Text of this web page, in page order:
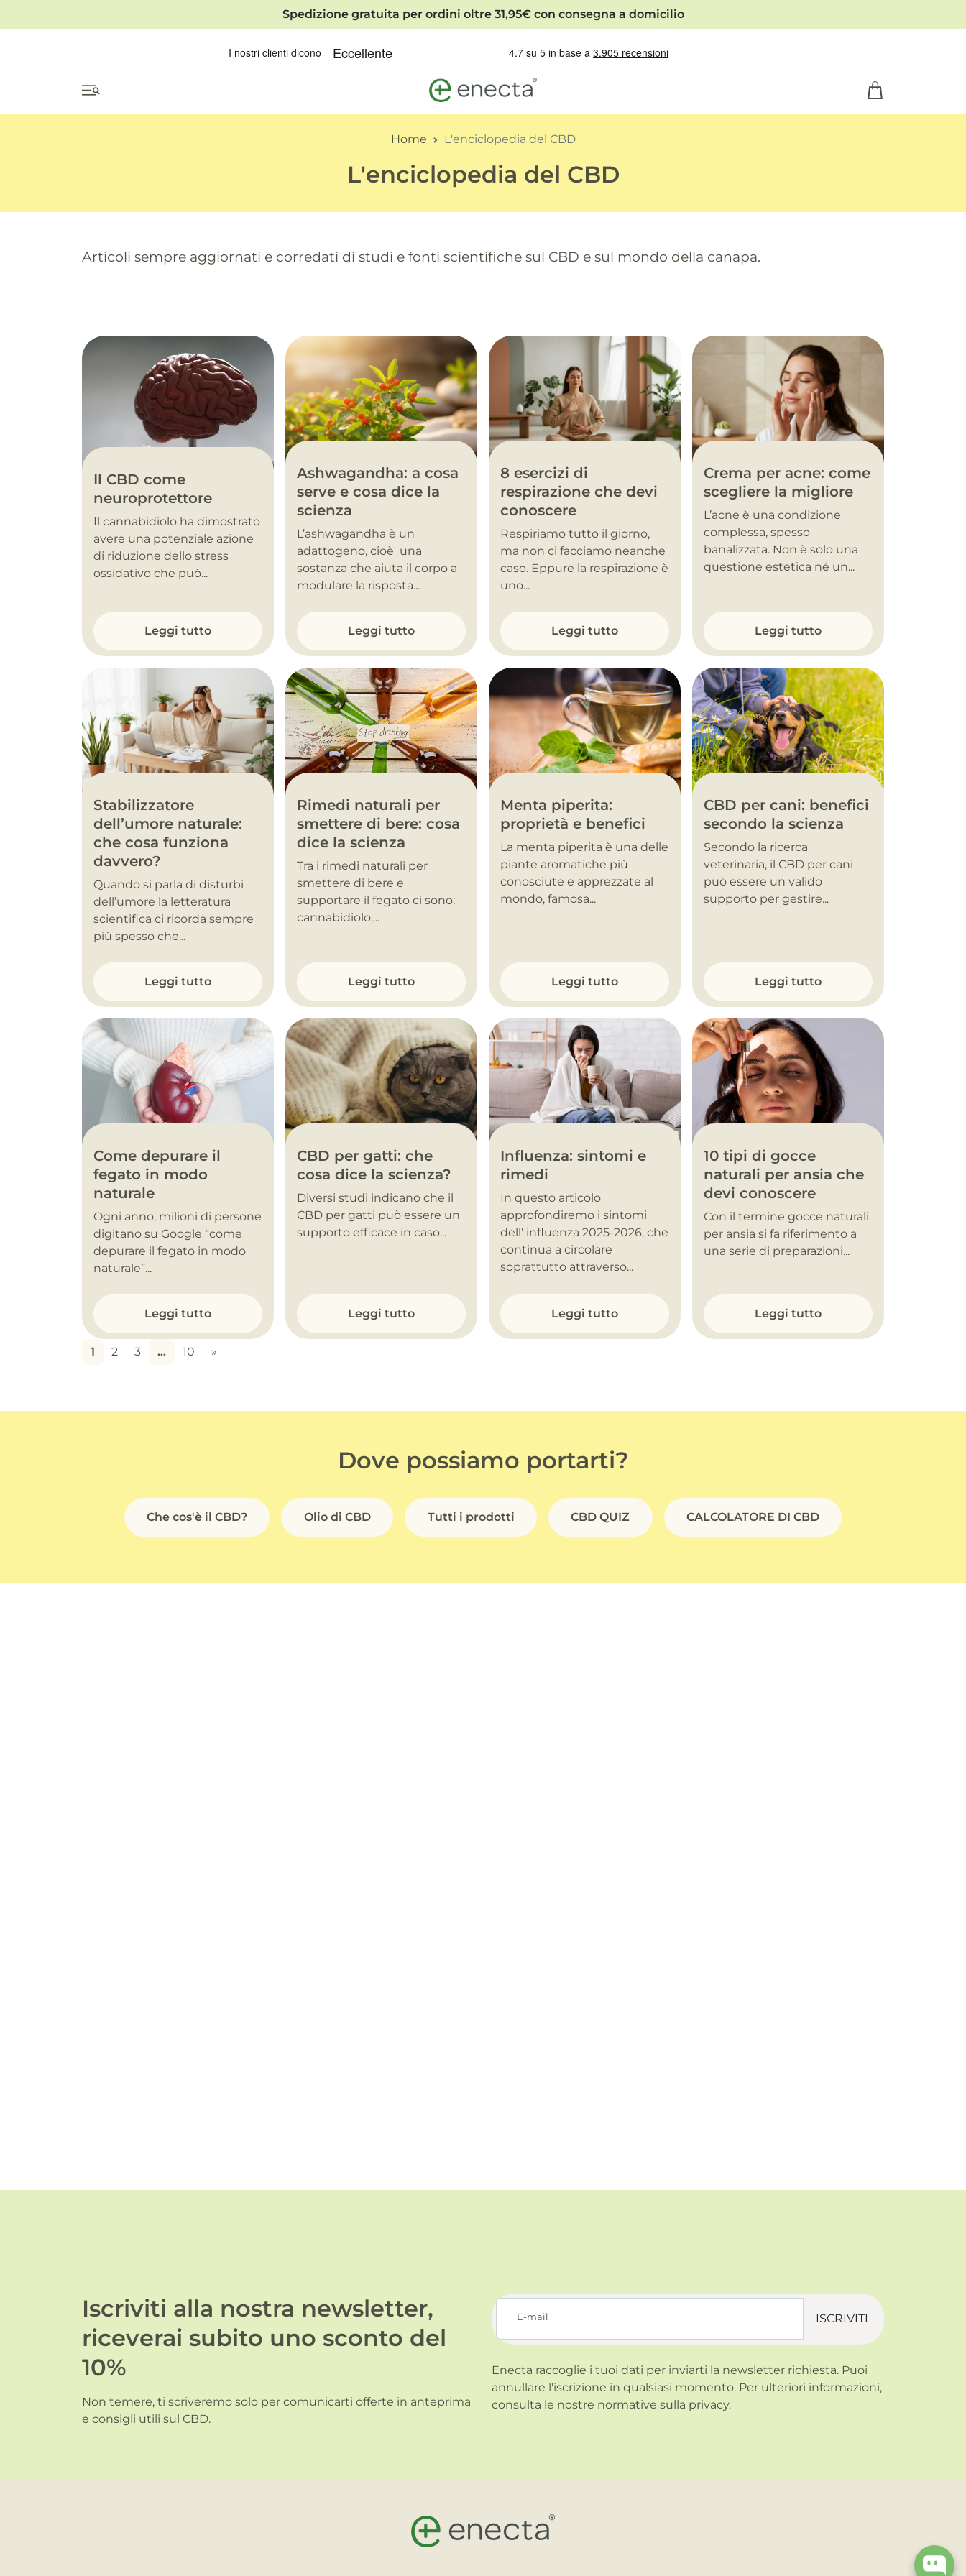
Spedizione gratuita per ordini oltre 31,95€ con consegna a domicilio
Home L'enciclopedia del CBD
L'enciclopedia del CBD
Articoli sempre aggiornati e corredati di studi e fonti scientifiche sul CBD e sul mondo della canapa.
Il CBD come
neuroprotettore
Il cannabidiolo ha dimostrato
avere una potenziale azione
di riduzione dello stress
ossidativo che può...
Leggi tutto
Ashwagandha: a cosa
serve e cosa dice la
scienza
L’ashwagandha è un
adattogeno, cioè una
sostanza che aiuta il corpo a
modulare la risposta...
Leggi tutto
8 esercizi di
respirazione che devi
conoscere
Respiriamo tutto il giorno,
ma non ci facciamo neanche
caso. Eppure la respirazione è
uno...
Leggi tutto
Crema per acne: come
scegliere la migliore
L’acne è una condizione
complessa, spesso
banalizzata. Non è solo una
questione estetica né un...
Leggi tutto
Stabilizzatore
dell’umore naturale:
che cosa funziona
davvero?
Quando si parla di disturbi
dell’umore la letteratura
scientifica ci ricorda sempre
più spesso che...
Leggi tutto
Rimedi naturali per
smettere di bere: cosa
dice la scienza
Tra i rimedi naturali per
smettere di bere e
supportare il fegato ci sono:
cannabidiolo,...
Leggi tutto
Menta piperita:
proprietà e benefici
La menta piperita è una delle
piante aromatiche più
conosciute e apprezzate al
mondo, famosa...
Leggi tutto
CBD per cani: benefici
secondo la scienza
Secondo la ricerca
veterinaria, il CBD per cani
può essere un valido
supporto per gestire...
Leggi tutto
Come depurare il
fegato in modo
naturale
Ogni anno, milioni di persone
digitano su Google “come
depurare il fegato in modo
naturale”...
Leggi tutto
CBD per gatti: che
cosa dice la scienza?
Diversi studi indicano che il
CBD per gatti può essere un
supporto efficace in caso...
Leggi tutto
Influenza: sintomi e
rimedi
In questo articolo
approfondiremo i sintomi
dell’ influenza 2025-2026, che
continua a circolare
soprattutto attraverso...
Leggi tutto
10 tipi di gocce
naturali per ansia che
devi conoscere
Con il termine gocce naturali
per ansia si fa riferimento a
una serie di preparazioni...
Leggi tutto
1 2 3 … 10 »
Dove possiamo portarti?
Che cos'è il CBD? Olio di CBD Tutti i prodotti CBD QUIZ CALCOLATORE DI CBD
Iscriviti alla nostra newsletter,
riceverai subito uno sconto del
10%
Non temere, ti scriveremo solo per comunicarti offerte in anteprima
e consigli utili sul CBD.
E-mail ISCRIVITI
Enecta raccoglie i tuoi dati per inviarti la newsletter richiesta. Puoi
annullare l'iscrizione in qualsiasi momento. Per ulteriori informazioni,
consulta le nostre normative sulla privacy.